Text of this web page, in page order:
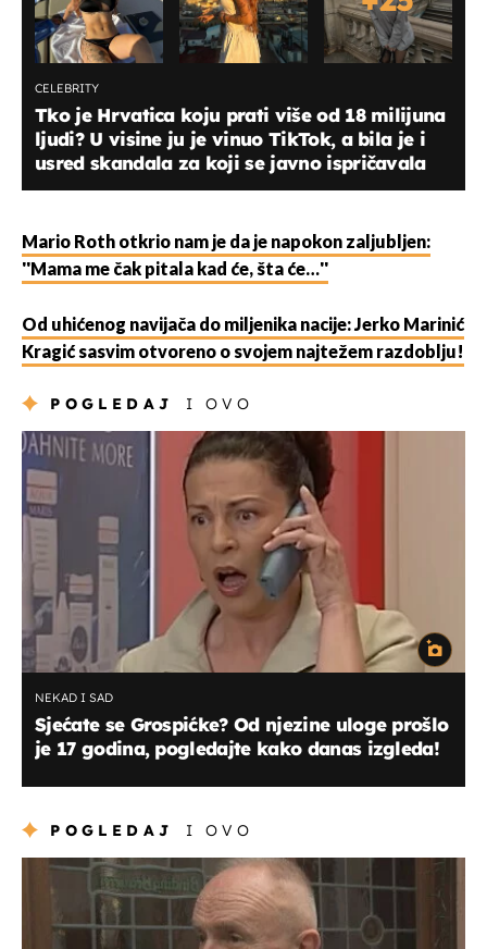
CELEBRITY
Tko je Hrvatica koju prati više od 18 milijuna
ljudi? U visine ju je vinuo TikTok, a bila je i
usred skandala za koji se javno ispričavala
Mario Roth otkrio nam je da je napokon zaljubljen:
''Mama me čak pitala kad će, šta će…''
Od uhićenog navijača do miljenika nacije: Jerko Marinić
Kragić sasvim otvoreno o svojem najtežem razdoblju!
POGLEDAJ I OVO
NEKAD I SAD
Sjećate se Grospićke? Od njezine uloge prošlo
je 17 godina, pogledajte kako danas izgleda!
POGLEDAJ I OVO